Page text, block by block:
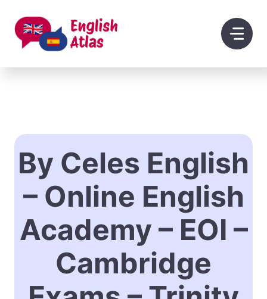
contenido
By Celes English
– Online English
Academy – EOI –
Cambridge